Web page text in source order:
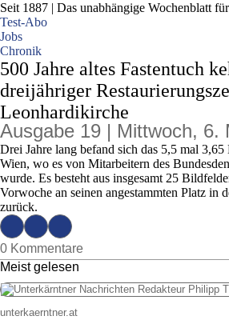
Seit 1887 | Das unabhängige Wochenblatt
Test-Abo
Jobs
Chronik
500 Jahre altes Fastentuch
dreijähriger
Leonhardikirche
Ausgabe 19 | Mittwoch, 6.
Drei Jahre lang befand sich das 5,5 mal
Wien, wo es von Mitarbeitern des
wurde. Es besteht aus insgesamt 25
Vorwoche an seinen angestammten Platz in
zurück.
0 Kommentare
Meist gelesen
unterkaerntner.at